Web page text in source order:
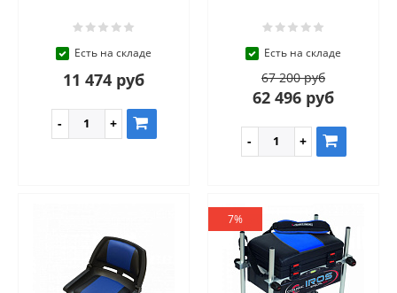
Есть на складе
11 474 руб
Есть на складе
67 200 руб
62 496 руб
7%